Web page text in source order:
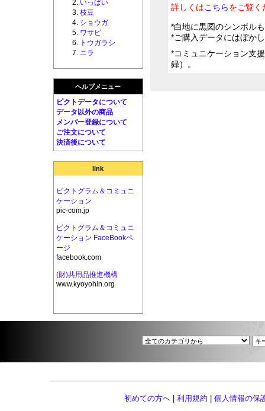
いっぱい
枝豆
ショウガ
ワサビ
トウガラシ
ニラ
ヘルプメニュー
ピクトデータについて
データ以外の商品
メンバー登録について
ご注文について
決済後について
link
ピクトグラム＆コミュニ
ケーション
pic-com.jp
ピクトグラム＆コミュニ
ケーション FaceBookペ
ージ
facebook.com
(財)共用品推進機構
www.kyoyohin.org
詳しくはこちらをご覧く
*白地に黒図のシンボル
*ご購入データにはぼか
*コミュニケーション支
録）。
初めての方へ 利用規約 個人情報の保